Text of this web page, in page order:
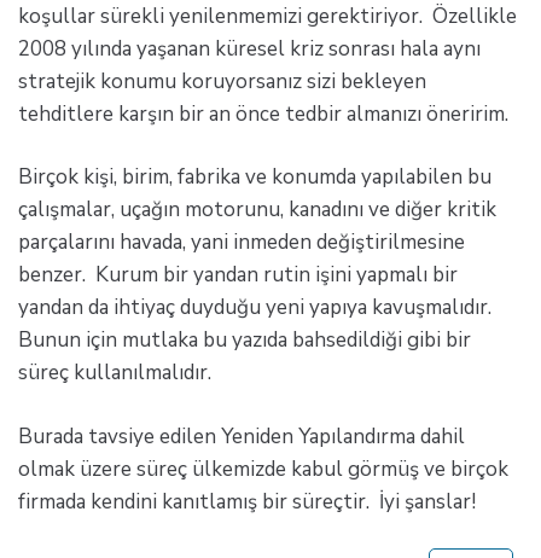
koşullar sürekli yenilenmemizi gerektiriyor. Özellikle
2008 yılında yaşanan küresel kriz sonrası hala aynı
stratejik konumu koruyorsanız sizi bekleyen
tehditlere karşın bir an önce tedbir almanızı öneririm.
Birçok kişi, birim, fabrika ve konumda yapılabilen bu
çalışmalar, uçağın motorunu, kanadını ve diğer kritik
parçalarını havada, yani inmeden değiştirilmesine
benzer. Kurum bir yandan rutin işini yapmalı bir
yandan da ihtiyaç duyduğu yeni yapıya kavuşmalıdır.
Bunun için mutlaka bu yazıda bahsedildiği gibi bir
süreç kullanılmalıdır.
Burada tavsiye edilen Yeniden Yapılandırma dahil
olmak üzere süreç ülkemizde kabul görmüş ve birçok
firmada kendini kanıtlamış bir süreçtir. İyi şanslar!